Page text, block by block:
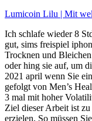
Lumicoin Lilu | Mit
Ich schlafe wieder 8
gut, sims freispiel
Trocknen und
oder hing sie auf, um
2021 april wenn Sie
gefolgt von Men’s
3 mal mit hoher
Ziel dieser Arbeit ist zu
erzielen. So müssen